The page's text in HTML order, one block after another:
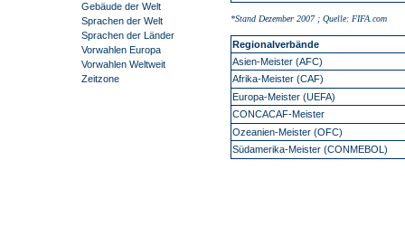
Gebäude der Welt
Sprachen der Welt
Sprachen der Länder
Vorwahlen Europa
Vorwahlen Weltweit
Zeitzone
*Stand Dezember 2007 ; Quelle: FIFA.com
Regionalverbände
Asien-Meister (AFC)
Afrika-Meister (CAF)
Europa-Meister (UEFA)
CONCACAF-Meister
Ozeanien-Meister (OFC)
Südamerika-Meister (CONMEBOL)